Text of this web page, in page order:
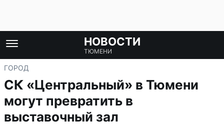
НОВОСТИ
ТЮМЕНИ
ГОРОД
СК «Центральный» в Тюмени
могут превратить в
выставочный зал